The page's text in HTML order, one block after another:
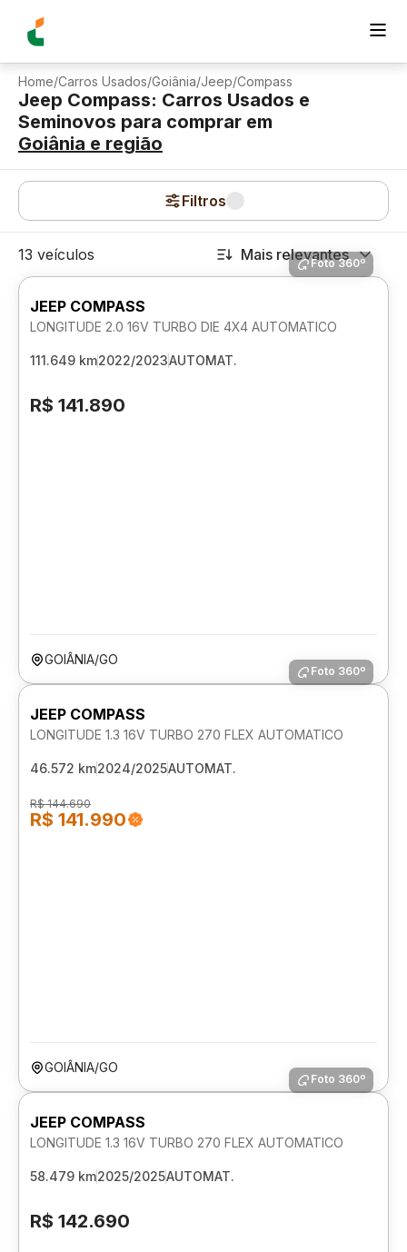
Home/Carros Usados/Goiânia/Jeep/Compass
Jeep Compass: Carros Usados e
Seminovos para comprar em
Goiânia e região
Filtros
13 veículos Mais relevantes
Foto 360º
JEEP COMPASS
LONGITUDE 2.0 16V TURBO DIE 4X4 AUTOMATICO
111.649 km2022/2023AUTOMAT.
R$ 141.890
GOIÂNIA/GO
Foto 360º
JEEP COMPASS
LONGITUDE 1.3 16V TURBO 270 FLEX AUTOMATICO
46.572 km2024/2025AUTOMAT.
R$ 144.690
R$ 141.990
GOIÂNIA/GO
Foto 360º
JEEP COMPASS
LONGITUDE 1.3 16V TURBO 270 FLEX AUTOMATICO
58.479 km2025/2025AUTOMAT.
R$ 142.690